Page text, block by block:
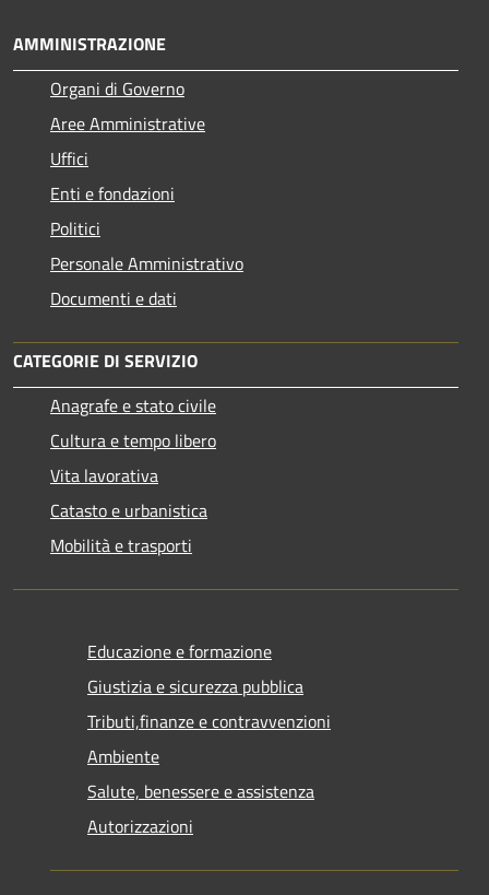
AMMINISTRAZIONE
Organi di Governo
Aree Amministrative
Uffici
Enti e fondazioni
Politici
Personale Amministrativo
Documenti e dati
CATEGORIE DI SERVIZIO
Anagrafe e stato civile
Cultura e tempo libero
Vita lavorativa
Catasto e urbanistica
Mobilità e trasporti
Educazione e formazione
Giustizia e sicurezza pubblica
Tributi,finanze e contravvenzioni
Ambiente
Salute, benessere e assistenza
Autorizzazioni